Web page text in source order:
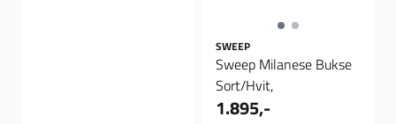
SWEEP
Sweep Milanese Bukse
Sort/Hvit,
1.895,-